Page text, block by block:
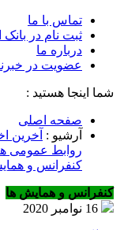
تماس با ما
ثبت نام در
درباره ما
عضويت در
شما اینجا هستید :
صفحه اصلی
آرشیو : آخرین
روابط عمومی
كنفرانس و
كنفرانس و همايش ها
16 نوامبر 2020